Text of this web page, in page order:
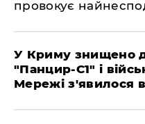
провокує
У Криму знищено
"Панцир-С1" і
Мережі з'явилося